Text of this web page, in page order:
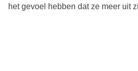
het gevoel hebben dat ze meer uit